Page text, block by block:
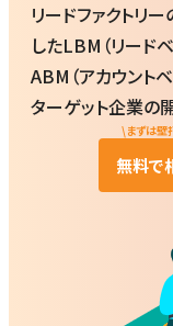
リードファクトリ
したLBM（リード
ABM（アカウント
ターゲット企業の
\ まずは壁
無料で